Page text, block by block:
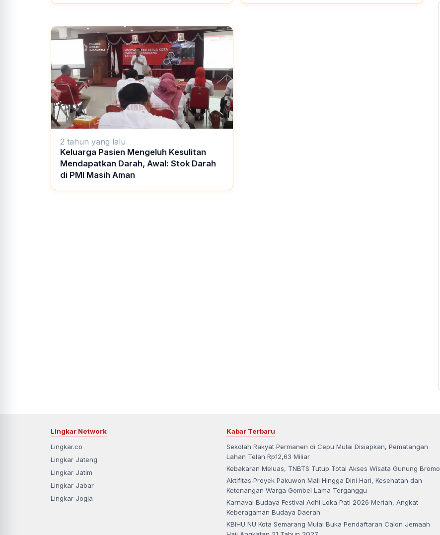
2 tahun yang lalu
Keluarga Pasien Mengeluh Kesulitan
Mendapatkan Darah, Awal: Stok Darah
di PMI Masih Aman
Lingkar Network
Lingkar.co
Lingkar Jateng
Lingkar Jatim
Lingkar Jabar
Lingkar Jogja
Kabar Terbaru
Sekolah Rakyat Permanen di Cepu Mulai Disiapkan, Pematangan
Lahan Telan Rp12,63 Miliar
Kebakaran Meluas, TNBTS Tutup Total Akses Wisata Gunung Bromo
Aktifitas Proyek Pakuwon Mall Hingga Dini Hari, Kesehatan dan
Ketenangan Warga Gombel Lama Terganggu
Karnaval Budaya Festival Adhi Loka Pati 2026 Meriah, Angkat
Keberagaman Budaya Daerah
KBIHU NU Kota Semarang Mulai Buka Pendaftaran Calon Jemaah